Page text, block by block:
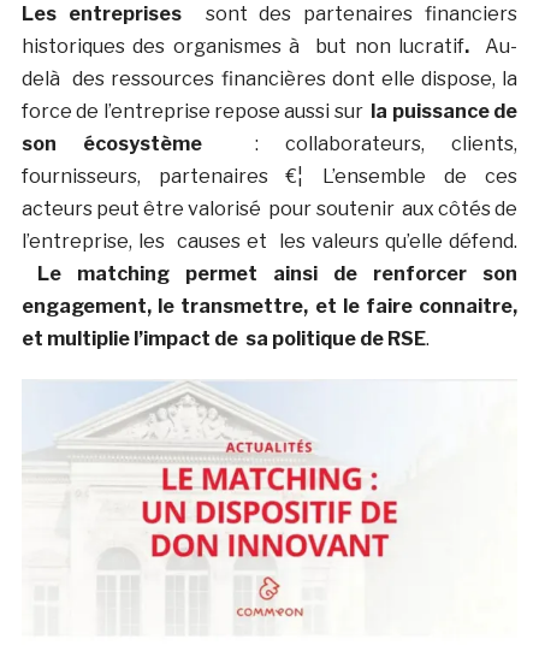
Les entreprises sont des partenaires financiers
historiques des organismes à but non lucratif. Au-
delà des ressources financières dont elle dispose, la
force de l’entreprise repose aussi surla puissance de
son écosystème: collaborateurs, clients,
fournisseurs, partenaires €¦ L’ensemble de ces
acteurs peut être valorisé pour soutenir aux côtés de
l’entreprise, les causes et les valeurs qu’elle défend.
Le matching permet ainsi de renforcer son
engagement, le transmettre, et le faire connaitre,
et multiplie l’impact de sa politique de RSE.